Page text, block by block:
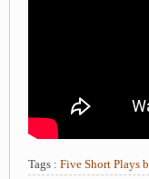
Tags : Five Short Plays